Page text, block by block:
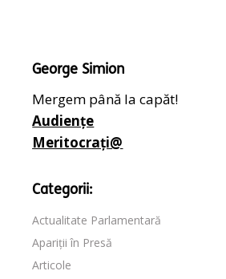
George Simion
Mergem până la capăt!
Audiențe
Meritocrați@
Categorii:
Actualitate Parlamentară
Apariții în Presă
Articole